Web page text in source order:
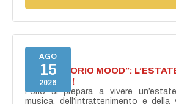
AGO
15
2026
NASCE “FORIO MOOD”:
ACCENDE!
Forio si prepara a vivere
musica, dell’intrattenimento e della